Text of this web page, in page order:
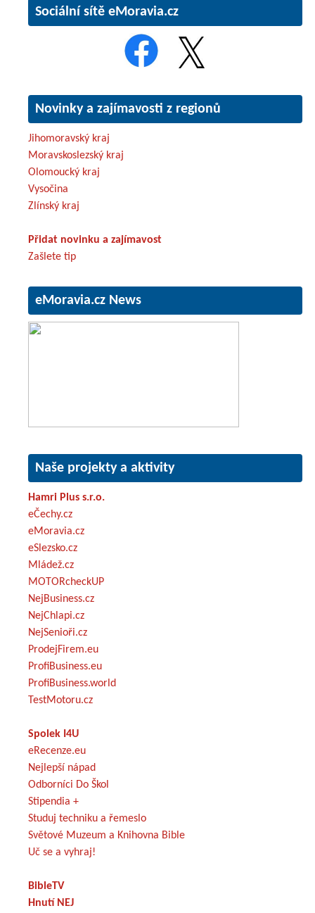
Sociální sítě eMoravia.cz
Novinky a zajímavosti z regionů
Jihomoravský kraj
Moravskoslezský kraj
Olomoucký kraj
Vysočina
Zlínský kraj
Přidat novinku a zajímavost
Zašlete tip
eMoravia.cz News
Naše projekty a aktivity
Hamri Plus s.r.o.
eČechy.cz
eMoravia.cz
eSlezsko.cz
Mládež.cz
MOTORcheckUP
NejBusiness.cz
NejChlapi.cz
NejSenioři.cz
ProdejFirem.eu
ProfiBusiness.eu
ProfiBusiness.world
TestMotoru.cz
Spolek I4U
eRecenze.eu
Nejlepší nápad
Odborníci Do Škol
Stipendia +
Studuj techniku a řemeslo
Světové Muzeum a Knihovna Bible
Uč se a vyhraj!
BibleTV
Hnutí NEJ